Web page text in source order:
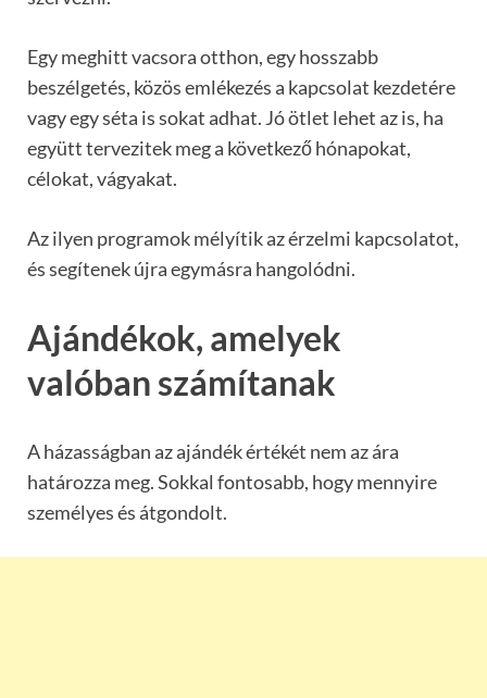
Egy meghitt vacsora otthon, egy hosszabb
beszélgetés, közös emlékezés a kapcsolat kezdetére
vagy egy séta is sokat adhat. Jó ötlet lehet az is, ha
együtt tervezitek meg a következő hónapokat,
célokat, vágyakat.
Az ilyen programok mélyítik az érzelmi kapcsolatot,
és segítenek újra egymásra hangolódni.
Ajándékok, amelyek
valóban számítanak
A házasságban az ajándék értékét nem az ára
határozza meg. Sokkal fontosabb, hogy mennyire
személyes és átgondolt.